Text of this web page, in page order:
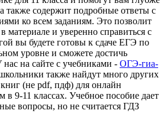
также содержит подробные ответы с
ко всем заданиям. Это позволит
материале и уверенно справиться с
вы будете готовы к сдаче ЕГЭ по
уровне и сможете достичь
нас на сайте с учебниками - ОГЭ-гиа-
также найдут много других
(не pdf, пдф) для онлайн
в 9-11 классах. Учебное пособие дает
вопросы, но не считается ГДЗ